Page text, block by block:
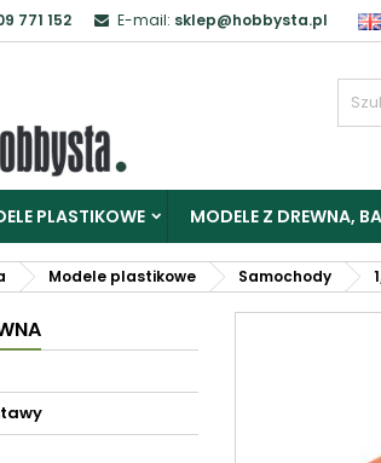
771 152 E-mail: sklep@hobbysta.pl
PLASTIKOWE MODELE Z DREWNA,
Modele plastikowe Samochody